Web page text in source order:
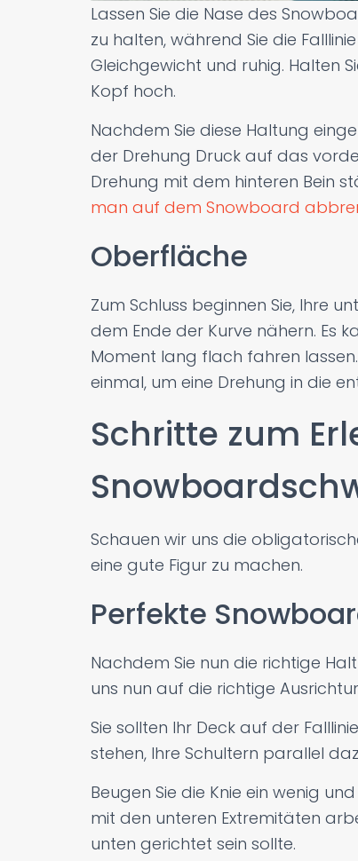
Lassen Sie die Nase des
zu halten, während Sie die
Gleichgewicht und ruhig. Halten
Kopf hoch.
Nachdem Sie diese Haltung
der Drehung Druck auf das
Drehung mit dem hinteren Bein
man auf dem Snowboard
Oberfläche
Zum Schluss beginnen Sie, Ihre
dem Ende der Kurve nähern. Es
Moment lang flach fahren
einmal, um eine Drehung in die
Schritte zum
Schauen wir uns die
eine gute Figur zu machen.
Perfekte
Nachdem Sie nun die richtige
uns nun auf die richtige
Sie sollten Ihr Deck auf der
stehen, Ihre Schultern parallel
Beugen Sie die Knie ein wenig
mit den unteren Extremitäten
unten gerichtet sein sollte.